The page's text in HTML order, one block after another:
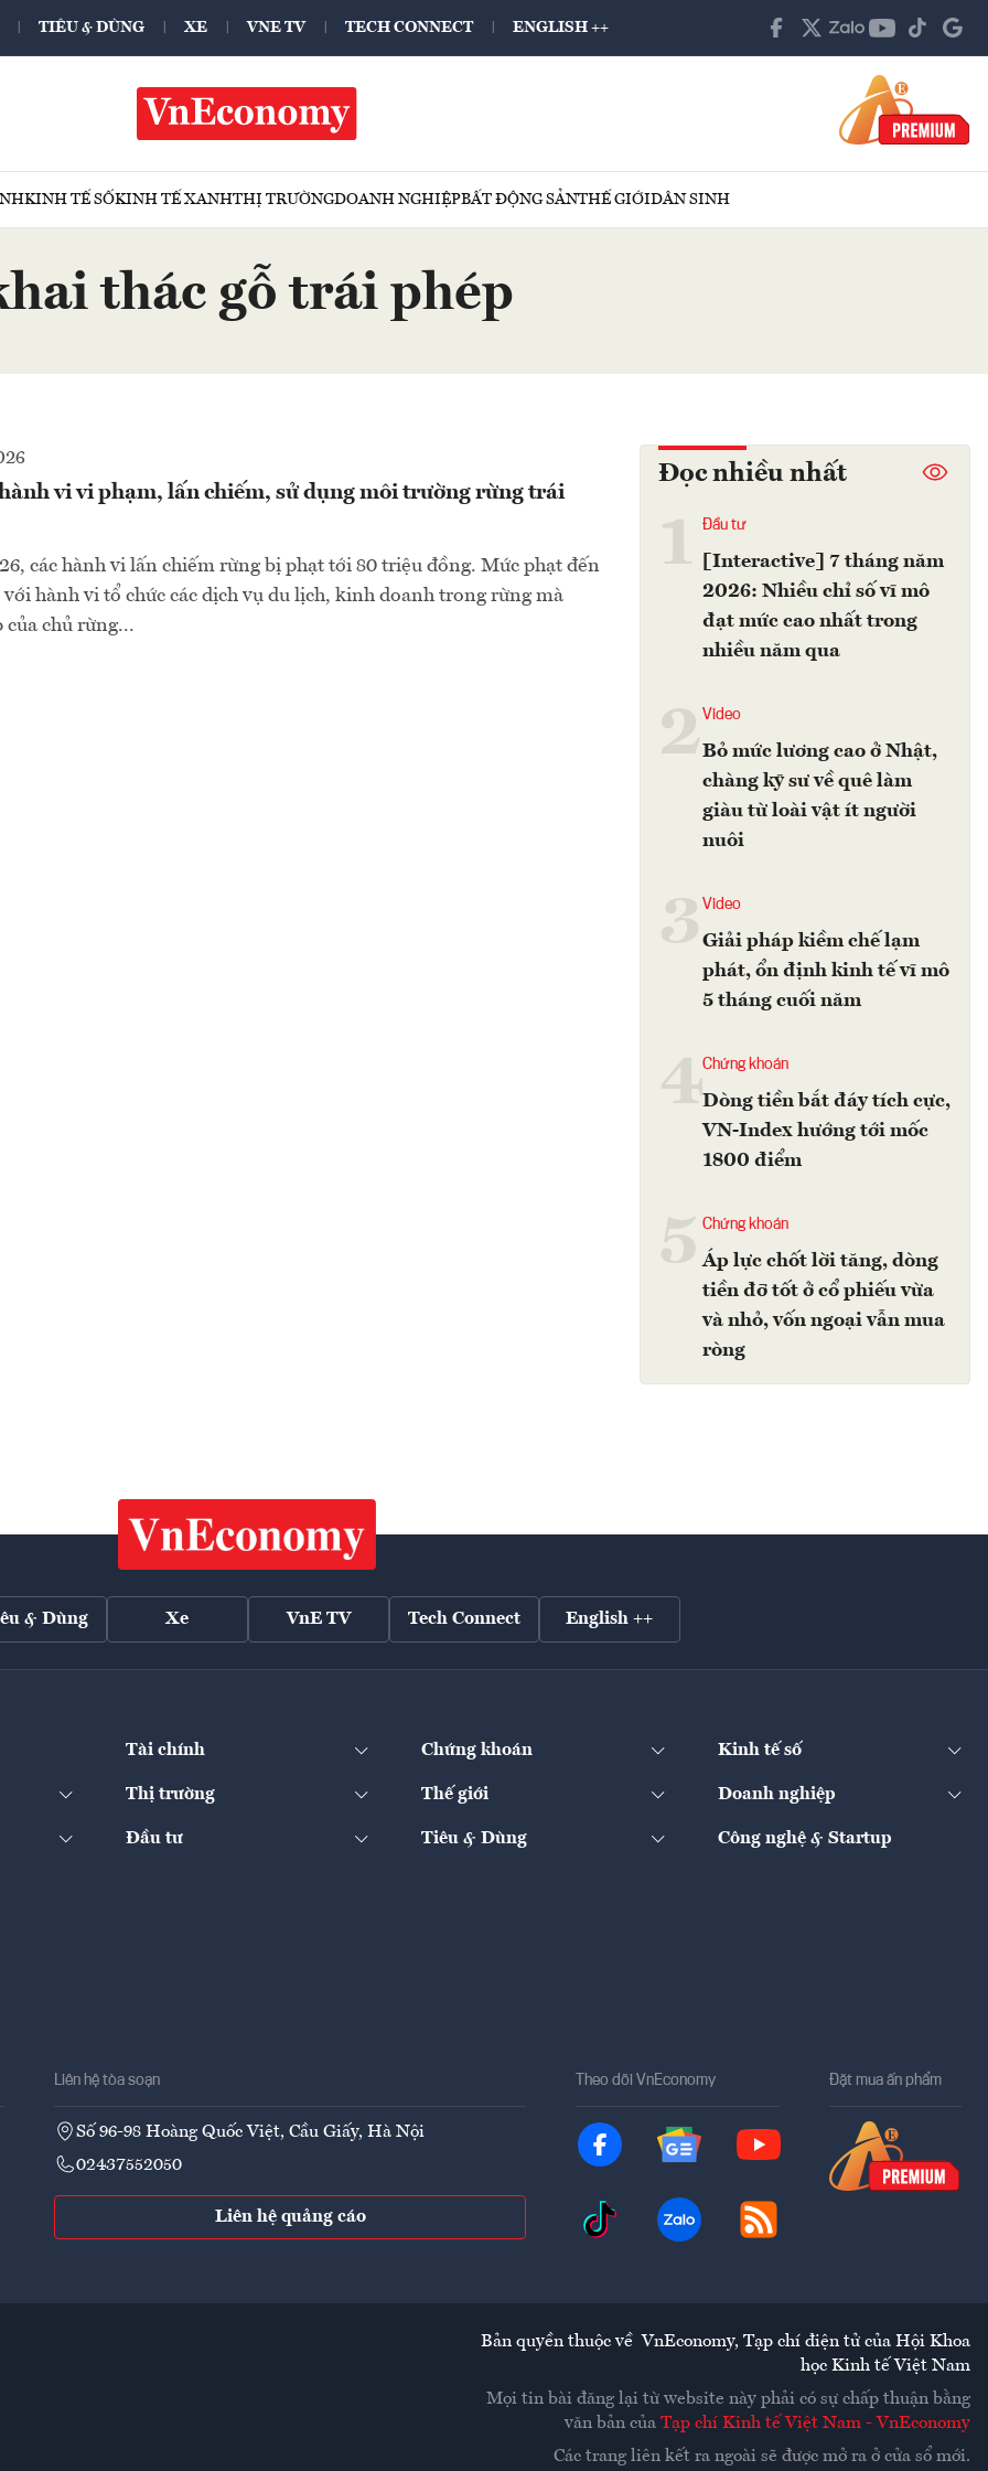
TIÊU & DÙNG XE VNE TV TECH CONNECT ENGLISH ++
KINH TẾ SỐKINH TẾ XANHTHỊ TRƯỜNGDOANH NGHIỆPBẤT ĐỘNG SẢNTHẾ GIỚIDÂN SINH
thác gỗ trái phép
vi vi phạm, lấn chiếm, sử dụng môi trường rừng trái
các hành vi lấn chiếm rừng bị phạt tới 80 triệu đồng. Mức phạt đến
hành vi tổ chức các dịch vụ du lịch, kinh doanh trong rừng mà
của chủ rừng...
Đọc nhiều nhất
Đầu tư
[Interactive] 7 tháng năm
2026: Nhiều chỉ số vĩ mô
đạt mức cao nhất trong
nhiều năm qua
2Video
Bỏ mức lương cao ở Nhật,
chàng kỹ sư về quê làm
giàu từ loài vật ít người
nuôi
Video
Giải pháp kiềm chế lạm
phát, ổn định kinh tế vĩ mô
5 tháng cuối năm
4Chứng khoán
Dòng tiền bắt đáy tích cực,
VN-Index hướng tới mốc
1800 điểm
Chứng khoán
Áp lực chốt lời tăng, dòng
tiền đỡ tốt ở cổ phiếu vừa
và nhỏ, vốn ngoại vẫn mua
ròng
& Dùng Xe VnE TV Tech Connect English ++
Tài chính Chứng khoán Kinh tế số
Thị trường Thế giới Doanh nghiệp
Đầu tư Tiêu & Dùng Công nghệ & Startup
Liên hệ tòa soạn
Số 96-98 Hoàng Quốc Việt, Cầu Giấy, Hà Nội
02437552050
Liên hệ quảng cáo
Theo dõi VnEconomy Đặt mua ấn phẩm
Bản quyền thuộc về VnEconomy, Tạp chí điện tử của Hội Khoa
học Kinh tế Việt Nam
Mọi tin bài đăng lại từ website này phải có sự chấp thuận bằng
văn bản của Tạp chí Kinh tế Việt Nam - VnEconomy
Các trang liên kết ra ngoài sẽ được mở ra ở cửa sổ mới.